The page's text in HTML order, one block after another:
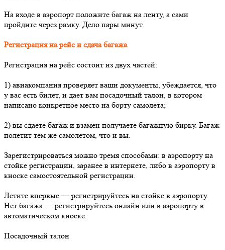
На входе в аэропорт положите багаж на ленту, а сами
пройдите через рамку. Дело пары минут.
Регистрация на рейс и сдача багажа
Регистрация на рейс состоит из двух частей:
1) авиакомпания проверяет ваши документы, убеждается, что
у вас есть билет, и дает вам посадочный талон, в котором
написано конкретное место на борту самолета;
2) вы сдаете багаж и взамен получаете багажную бирку. Багаж
полетит тем же самолетом, что и вы.
Зарегистрироваться можно тремя способами: в аэропорту на
стойке регистрации, заранее в интернете, либо в аэропорту в
киоске самостоятельной регистрации.
Летите впервые — регистрируйтесь на стойке в аэропорту.
Нет багажа — регистрируйтесь онлайн или в аэропорту в
автоматическом киоске.
Посадочный талон